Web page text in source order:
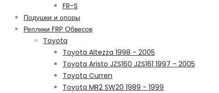
FR-S
Подушки и опоры
Реплики FRP Обвесов
Toyota
Toyota Altezza 1998 - 2005
Toyota Aristo JZS160 JZS161 1997 - 2005
Toyota Curren
Toyota MR2 SW20 1989 - 1999